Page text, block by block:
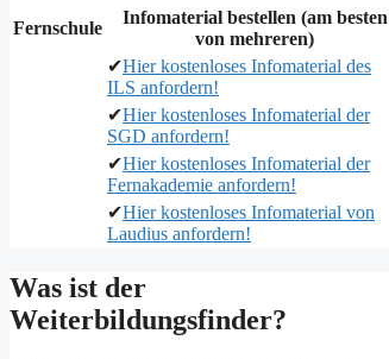
Fernschule
Infomaterial bestellen (am besten
von mehreren)
✔Hier kostenloses Infomaterial des
ILS anfordern!
✔Hier kostenloses Infomaterial der
SGD anfordern!
✔Hier kostenloses Infomaterial der
Fernakademie anfordern!
✔Hier kostenloses Infomaterial von
Laudius anfordern!
Was ist der
Weiterbildungsfinder?